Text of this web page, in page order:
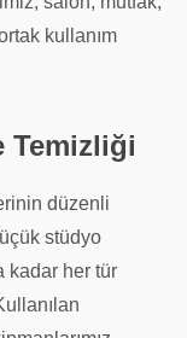
kullanım
Temizliği
düzenli
stüdyo
kadar her tür